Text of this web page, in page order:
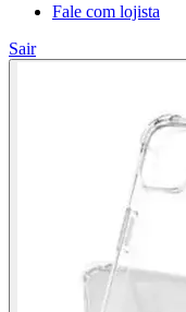
Fale com lojista
Sair